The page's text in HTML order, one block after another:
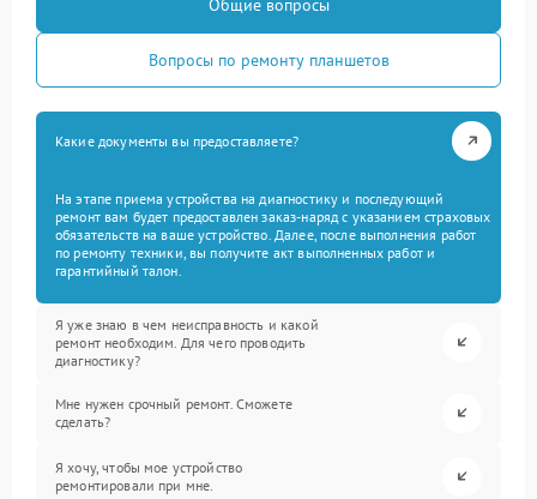
Общие вопросы
Вопросы по ремонту планшетов
Какие документы вы предоставляете?
На этапе приема устройства на диагностику и последующий
ремонт вам будет предоставлен заказ-наряд с указанием страховых
обязательств на ваше устройство. Далее, после выполнения работ
по ремонту техники, вы получите акт выполненных работ и
гарантийный талон.
Я уже знаю в чем неисправность и какой
ремонт необходим. Для чего проводить
диагностику?
Мне нужен срочный ремонт. Сможете
сделать?
Я хочу, чтобы мое устройство
ремонтировали при мне.